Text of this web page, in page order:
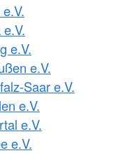
e.V.
e.V.
Saar e.V.
e.V.
e.V.
e.V.